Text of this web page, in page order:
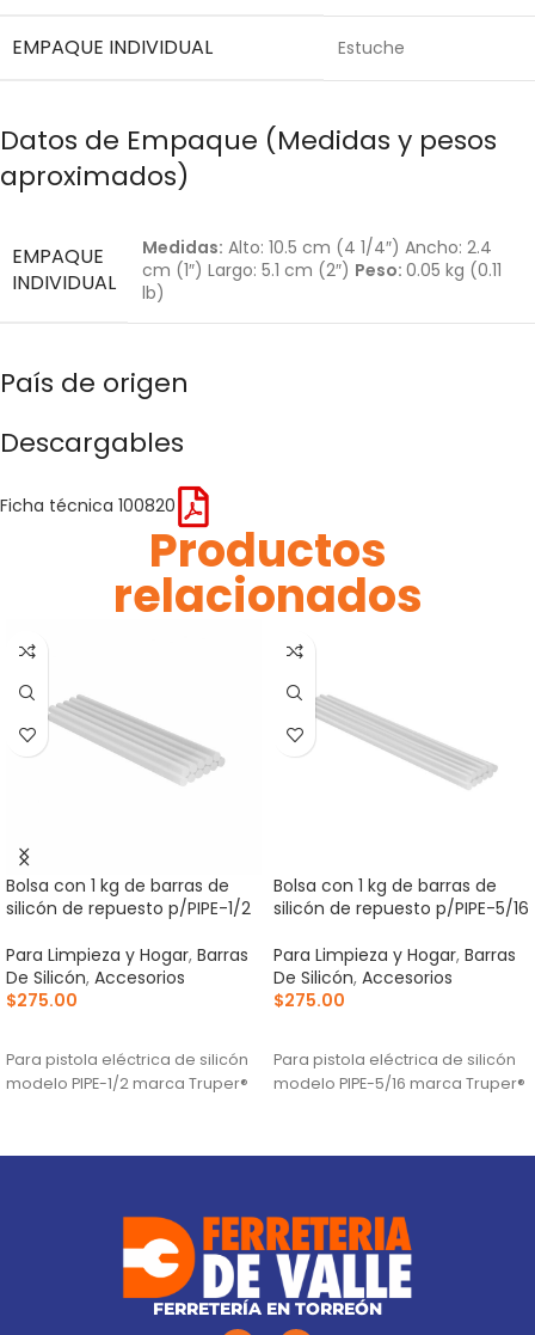
EMPAQUE INDIVIDUAL Estuche
Datos de Empaque (Medidas y pesos
aproximados)
EMPAQUE
INDIVIDUAL
Medidas: Alto: 10.5 cm (4 1/4″) Ancho: 2.4
cm (1″) Largo: 5.1 cm (2″) Peso: 0.05 kg (0.11
lb)
País de origen
Descargables
Ficha técnica 100820
Productos
relacionados
Bolsa con 1 kg de barras de
silicón de repuesto p/PIPE-1/2
Para Limpieza y Hogar, Barras
De Silicón, Accesorios
$275.00
Para pistola eléctrica de silicón
modelo PIPE-1/2 marca Truper®
Bolsa con 1 kg de barras de
silicón de repuesto p/PIPE-5/16
Para Limpieza y Hogar, Barras
De Silicón, Accesorios
$275.00
Para pistola eléctrica de silicón
modelo PIPE-5/16 marca Truper®
FERRETERÍA EN TORREÓN